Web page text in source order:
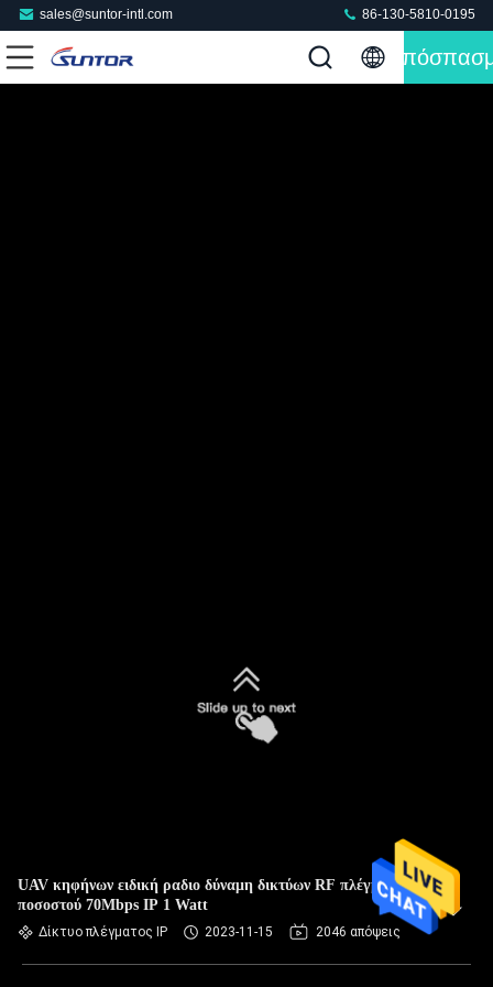
sales@suntor-intl.com 86-130-5810-0195
UAV κηφήνων ειδική ραδιο δύναμη δικτύων RF πλέγματος
ποσοστού 70Mbps IP 1 Watt
Δίκτυο πλέγματος IP 2023-11-15 2046 απόψεις